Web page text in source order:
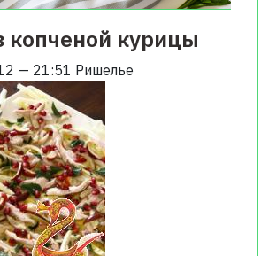
копченой курицы
— 21:51 Ришелье